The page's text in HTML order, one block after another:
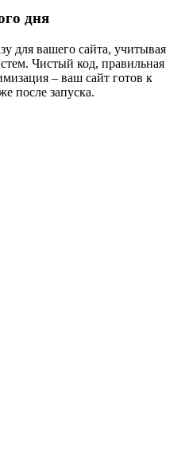
дня
для вашего сайта, учитывая
Чистый код, правильная
– ваш сайт готов к
после запуска.